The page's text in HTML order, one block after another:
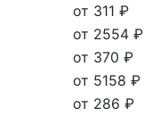
от 311 ₽
от 2554 ₽
от 370 ₽
от 5158 ₽
от 286 ₽